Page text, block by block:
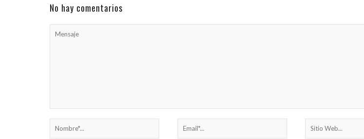
CORDOBA el “Reconocimiento ...
No hay comentarios